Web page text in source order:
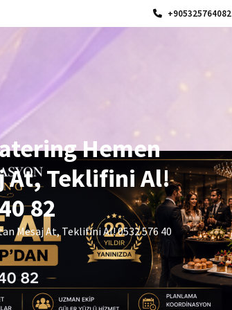
+905325764082
Hemen
At, Teklifini Al!
82
Mesaj At, Teklifini Al! 0532 576 40